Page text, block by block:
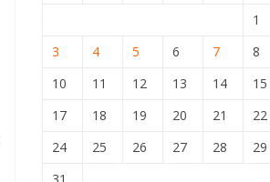
1
3
4 5 6 7 8
10
11 12 13 14 15
17
18 19 20 21 22
24
25 26 27 28 29